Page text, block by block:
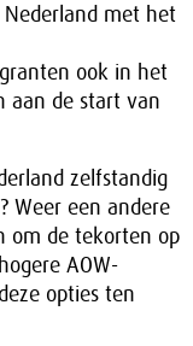
Nederland met het
ook in het
aan de start van
zelfstandig
Weer een andere
om de tekorten op
AOW-
opties ten